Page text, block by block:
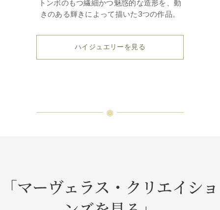
トンボのもつ繊細かつ魅惑的な造形を、動
きのある輝きによって描いた3つの作品。
ハイジュエリーを見る
「マーヴェラス・クリエイショ